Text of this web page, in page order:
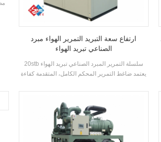
ارتفاع سعة التبريد التمرير الهواء مبرد
الصناعي تبريد الهواء
20stb سلسلة التمرير المبرد الصناعي تبريد الهواء
يعتمد ضاغط التمرير المحكم الكامل، المتقدمة كفاءة
R407C التبريد وكفاءة الطاقة الصف يصل إلى 2